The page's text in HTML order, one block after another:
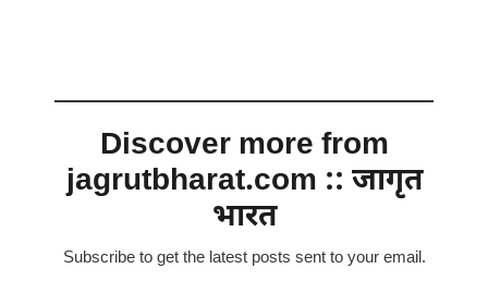
Discover more from
jagrutbharat.com :: जागृत
भारत
Subscribe to get the latest posts sent to your email.